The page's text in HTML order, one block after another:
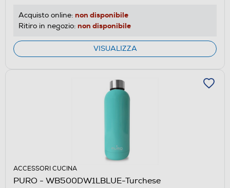
Acquisto online: non disponibile
Ritiro in negozio: non disponibile
VISUALIZZA
ACCESSORI CUCINA
PURO - WB500DW1LBLUE-Turchese